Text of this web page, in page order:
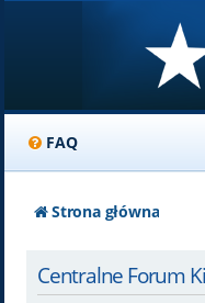
FAQ
Strona główna
Centralne Forum